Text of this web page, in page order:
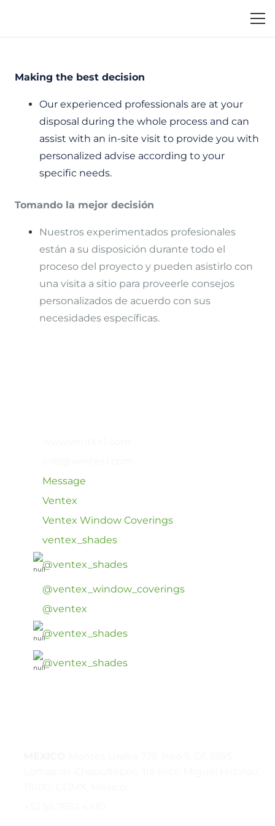
Making the best decision
Our experienced professionals are at your
disposal during the whole process and can
assist with an in-site visit to provide you with
personalized advise according to your
specific needs.
Tomando la mejor decisión
Nuestros experimentados profesionales
están a su disposición durante todo el
proceso del proyecto y pueden asistirlo con
una visita a sitio para proveerle consejos
personalizados de acuerdo con sus
necesidades específicas.
Message
Ventex
Ventex Window Coverings
ventex_shades
@ventex_shades
@ventex_window_coverings
@ventex
@ventex_shades
@ventex_shades